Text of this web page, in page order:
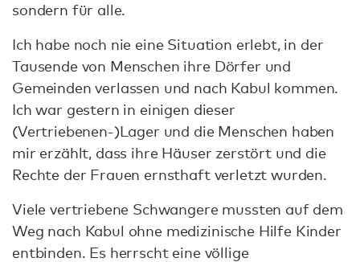
sondern für alle.
Ich habe noch nie eine Situation erlebt, in der
Tausende von Menschen ihre Dörfer und
Gemeinden verlassen und nach Kabul kommen.
Ich war gestern in einigen dieser
(Vertriebenen-)Lager und die Menschen haben
mir erzählt, dass ihre Häuser zerstört und die
Rechte der Frauen ernsthaft verletzt wurden.
Viele vertriebene Schwangere mussten auf dem
Weg nach Kabul ohne medizinische Hilfe Kinder
entbinden. Es herrscht eine völlige